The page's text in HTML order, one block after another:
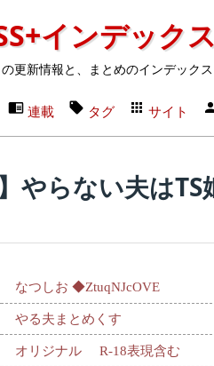
インデックス
更新情報と、まとめのインデックス
連載 タグ サイト
】やらない夫は
なつしお ◆ZtuqNJcOVE
やる夫まとめくす
オリジナル R-18表現含む